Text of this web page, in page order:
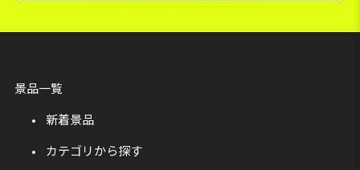
景品一覧
新着景品
カテゴリから探す